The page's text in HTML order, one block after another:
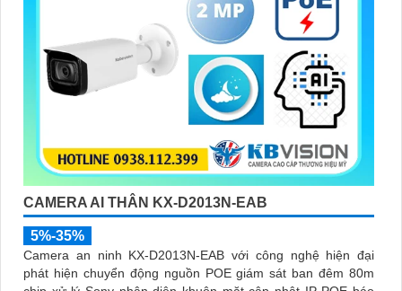
CAMERA AI THÂN KX-D2013N-EAB
5%-35%
Camera an ninh KX-D2013N-EAB với công nghệ hiện đại
phát hiện chuyển động nguồn POE giám sát ban đêm 80m